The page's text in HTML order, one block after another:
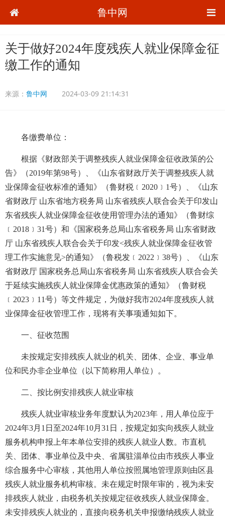
鲁中网
关于做好2024年度残疾人就业保障金征
缴工作的通知
来源： 鲁中网 2024-03-09 21:14:31
各缴费单位：
根据《财政部关于调整残疾人就业保障金征收政策的公
告》（2019年第98号）、《山东省财政厅关于调整残疾人就
业保障金征收标准的通知》（鲁财税﹝2020﹞1号）、《山东
省财政厅 山东省地方税务局 山东省残疾人联合会关于印发山
东省残疾人就业保障金征收使用管理办法的通知》（鲁财综
﹝2018﹞31号）和《国家税务总局山东省税务局 山东省财政
厅 山东省残疾人联合会关于印发<残疾人就业保障金征收管
理工作实施意见>的通知》（鲁税发﹝2022﹞38号）、《山东
省财政厅 国家税务总局山东省税务局 山东省残疾人联合会关
于延续实施残疾人就业保障金优惠政策的通知》（鲁财税
﹝2023﹞11号）等文件规定，为做好我市2024年度残疾人就
业保障金征收管理工作，现将有关事项通知如下。
一、征收范围
未按规定安排残疾人就业的机关、团体、企业、事业单
位和民办非企业单位（以下简称用人单位）。
二、按比例安排残疾人就业审核
残疾人就业审核业务年度默认为2023年，用人单位应于
2024年3月1日至2024年10月31日，按规定如实向残疾人就业
服务机构申报上年本单位安排的残疾人就业人数。市直机
关、团体、事业单位及中央、省属驻淄单位由市残疾人事业
综合服务中心审核，其他用人单位按照属地管理原则由区县
残疾人就业服务机构审核。未在规定时限年审的，视为未安
排残疾人就业，由税务机关按规定征收残疾人就业保障金。
未安排残疾人就业的，直接向税务机关申报缴纳残疾人就业